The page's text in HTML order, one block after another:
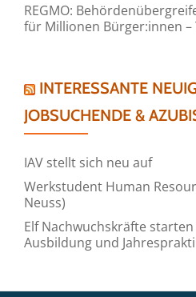
REGMO:
für Millionen Bürger:innen –
INTERESSANTE
JOBSUCHENDE &
IAV stellt sich neu auf
Werkstudent Human
Neuss)
Elf Nachwuchskräfte starten
Ausbildung und